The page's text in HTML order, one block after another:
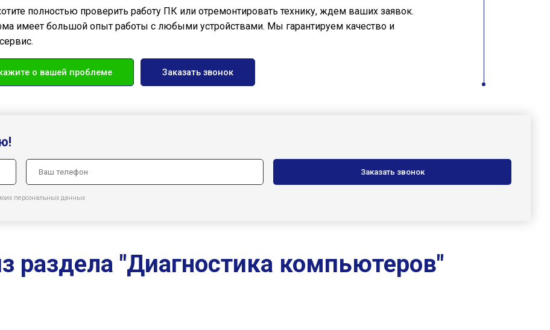
полностью проверить работу ПК или отремонтировать технику, ждем ваших заявок.
имеет большой опыт работы с любыми устройствами. Мы гарантируем качество и
о вашей проблеме Заказать звонок
персональных данных
раздела "Диагностика компьютеров"